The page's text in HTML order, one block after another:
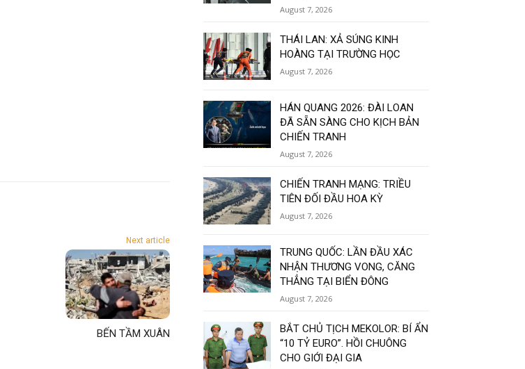
Next article
BẾN TẦM XUÂN
August 7, 2026
THÁI LAN: XẢ SÚNG KINH
HOÀNG TẠI TRƯỜNG HỌC
August 7, 2026
HÁN QUANG 2026: ĐÀI LOAN
ĐÃ SẴN SÀNG CHO KỊCH BẢN
CHIẾN TRANH
August 7, 2026
CHIẾN TRANH MẠNG: TRIỀU
TIÊN ĐỐI ĐẦU HOA KỲ
August 7, 2026
TRUNG QUỐC: LẦN ĐẦU XÁC
NHẬN THƯƠNG VONG, CĂNG
THẲNG TẠI BIỂN ĐÔNG
August 7, 2026
BẮT CHỦ TỊCH MEKOLOR: BÍ ẨN
“10 TỶ EURO”. HỒI CHUÔNG
CHO GIỚI ĐẠI GIA